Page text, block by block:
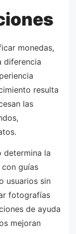
monedas,
diferencia
resulta
las
determina la
guías
usuarios sin
fotografías
de ayuda
mejoran